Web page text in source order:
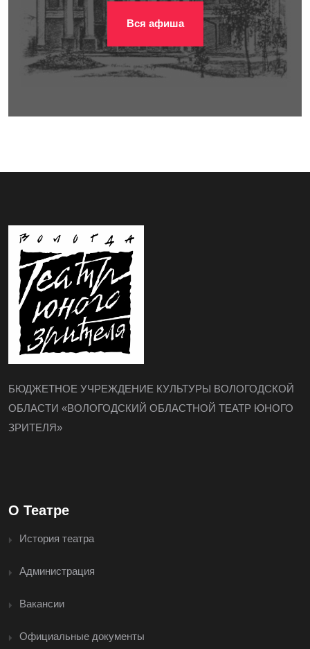
Вся афиша
БЮДЖЕТНОЕ УЧРЕЖДЕНИЕ КУЛЬТУРЫ ВОЛОГОДСКОЙ
ОБЛАСТИ «ВОЛОГОДСКИЙ ОБЛАСТНОЙ ТЕАТР ЮНОГО
ЗРИТЕЛЯ»
О Театре
История театра
Администрация
Вакансии
Официальные документы